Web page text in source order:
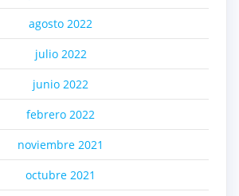
agosto 2022
julio 2022
junio 2022
febrero 2022
noviembre 2021
octubre 2021